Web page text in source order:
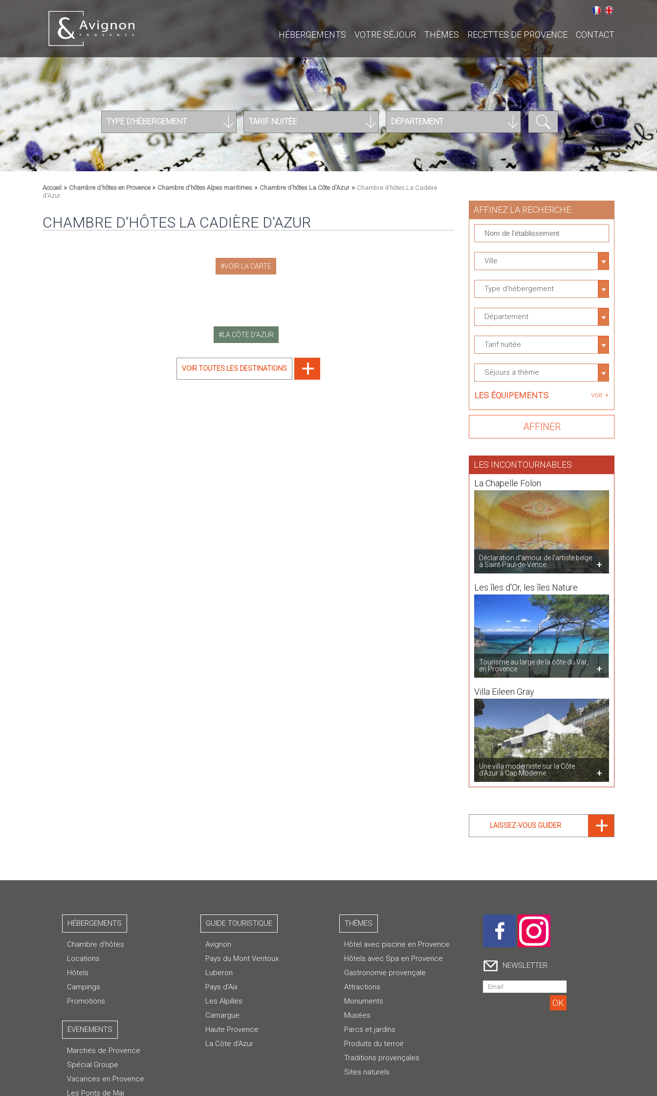
HÉBERGEMENTS VOTRE SÉJOUR THÈMES RECETTES DE PROVENCE CONTACT
TYPE D'HÉBERGEMENT TARIF NUITÉE DÉPARTEMENT
Accueil » Chambre d'hôtes en Provence » Chambre d'hôtes Alpes maritimes » Chambre d'hôtes La Côte d'Azur » Chambre d'hôtes La Cadière
d'Azur
CHAMBRE D'HÔTES LA CADIÈRE D'AZUR
VOIR LA CARTE
LA CÔTE D'AZUR
VOIR TOUTES LES DESTINATIONS
AFFINEZ LA RECHERCHE
Ville
Type d'hébergement
Département
Tarif nuitée
Séjours à thème
LES ÉQUIPEMENTS voir +
LES INCONTOURNABLES
La Chapelle Folon
Déclaration d'amour de l'artiste belge
à Saint-Paul-de-Vence.
Les îles d'Or, les îles Nature
Tourisme au large de la côte du Var,
en Provence
Villa Eileen Gray
Une villa moderniste sur la Côte
d'Azur à Cap Moderne.
LAISSEZ-VOUS GUIDER
HÉBERGEMENTS
Chambre d’hôtes
Locations
Hôtels
Campings
Promotions
ÉVENEMENTS
Marchés de Provence
Spécial Groupe
Vacances en Provence
Les Ponts de Mai
GUIDE TOURISTIQUE
Avignon
Pays du Mont Ventoux
Luberon
Pays d'Aix
Les Alpilles
Camargue
Haute Provence
La Côte d'Azur
THÈMES
Hôtel avec piscine en Provence
Hôtels avec Spa en Provence
Gastronomie provençale
Attractions
Monuments
Musées
Parcs et jardins
Produits du terroir
Traditions provençales
Sites naturels
NEWSLETTER